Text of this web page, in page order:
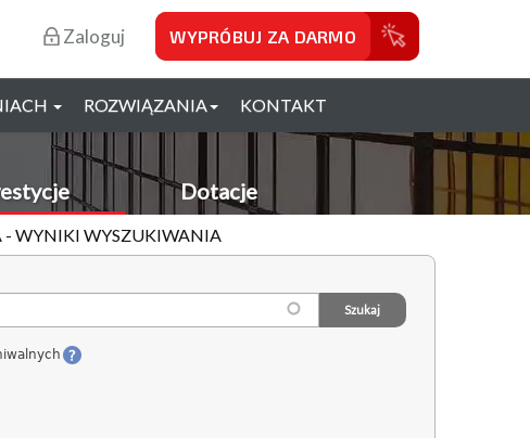
Zaloguj WYPRÓBUJ ZA DARMO
ROZWIĄZANIA KONTAKT
Dotacje
- WYNIKI WYSZUKIWANIA